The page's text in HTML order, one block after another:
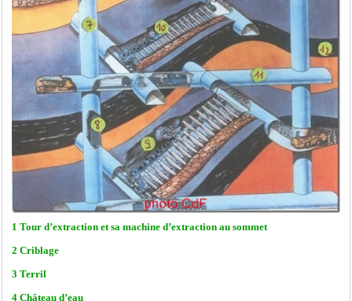
1 Tour d’extraction et sa machine d’extraction au sommet
2 Criblage
3 Terril
4 Château d’eau